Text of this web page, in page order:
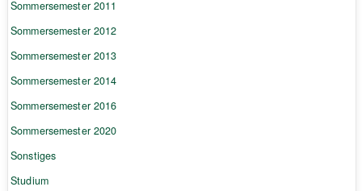
Sommersemester 2011
Sommersemester 2012
Sommersemester 2013
Sommersemester 2014
Sommersemester 2016
Sommersemester 2020
Sonstiges
Studium